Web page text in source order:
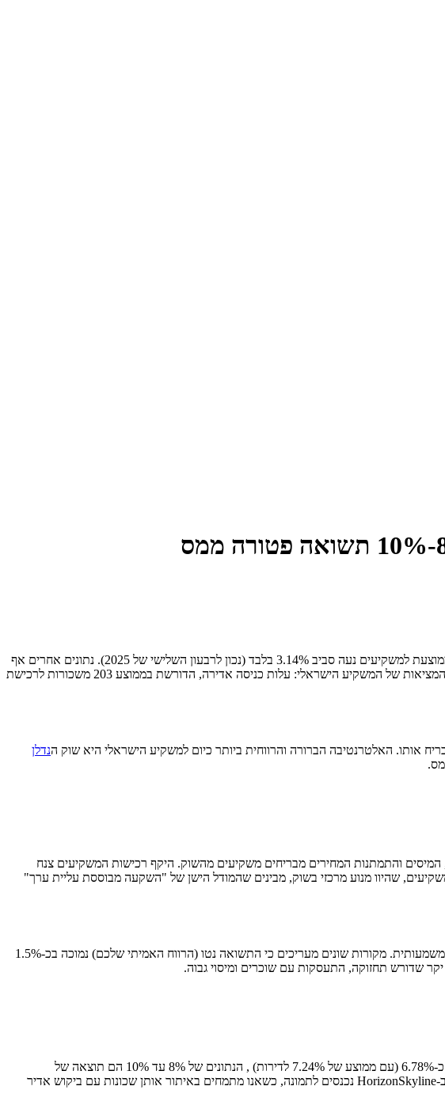
אתם לא לבד. בעוד שמחירי הדיור בתל אביב שברו שיאים , והמחיר הממוצע לדירה בעיר מטפס לכמעט 5 מיליון ש"ח , התשואה הממוצעת למשקיעים נעה סביב 3.14% בלבד (נכון לרבעון השלישי של 2025). נתונים אחרים אף
מצביעים על טווח נמוך יותר של 2.5% עד 3.0% , ובמקרים מסוימים התשואה השנתית הגולמית צנחה לאזור ה-1.9% עד 2.1%. זוהי המציאות של המשקיע הישראלי: עלות כניסה אדירה, הדורשת בממוצע 203 משכורות לרכישת
אותו. האלטרנטיבה הברורה והרווחית ביותר כיום למשקיע הישראלי היא שוק הנדלן
והתמתנות המחירים מבריחים משקיעים מהשוק. היקף רכישות המשקיעים צנח
2024, והגיע לשפל היסטורי. מספר העסקאות הכולל ירד ב-50% מהשנה שעברה. המשקיעים, שהיוו מנוע מרכזי בשוק, מבינים שהמודל הישן של "השקעה מבוססת עליית ערך"
המשמעות היא שהכסף שלכם "תקוע". בישראל, התשואה הגולמית של 3.38% (ממוצע ארצי) הופכת במהירות לתשואה נטו נמוכה משמעותית. מקורות שונים מעריכים כי התשואה נטו (הרווח האמיתי שלכם) נמוכה בכ-1.5%
זו השאלה החשובה ביותר, והתשובה עליה דורשת דיוק. בעוד שהתשואה הממוצעת בשוק הדיור בדובאי היא חזקה מאוד ועומדת על כ-6.78% (עם ממוצע של 7.24% לדירות) , הנתונים של 8% עד 10% הם תוצאה של
אסטרטגיה ממוקדת. השוק בדובאי אינו אחיד; השגת תשואות כאלה דורשת היכרות עמוקה עם השכונות הנכונות. כאן בדיוק אנחנו ב-HorizonSkyline נכנסים לתמונה, כשאנו מתמחים באיתור אותן שכונות עם ביקוש אדיר